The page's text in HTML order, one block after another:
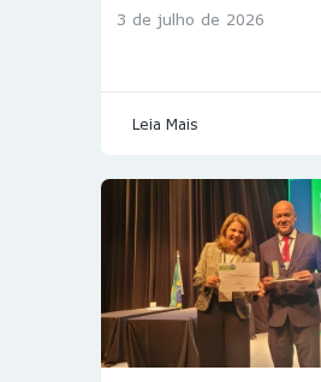
HOMEST
3 de julho de 2026
Leia Mais